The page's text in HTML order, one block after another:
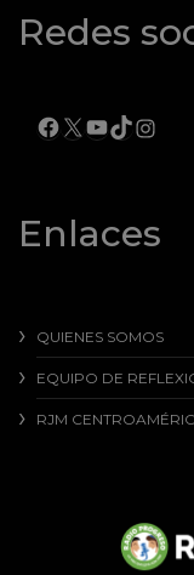
Redes
FACEBOOK
X YOUTUBE
TIKTOK
Enlaces
QUIENES SOMOS
EQUIPO DE
RJM